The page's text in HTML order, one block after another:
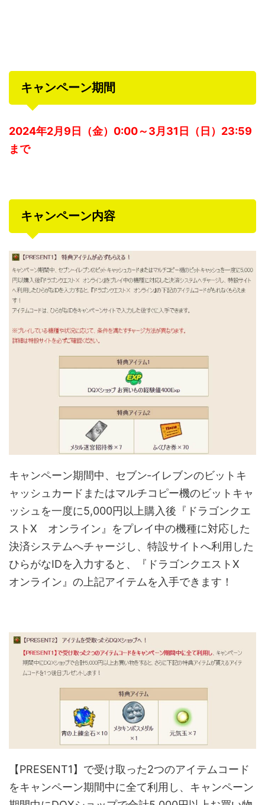
キャンペーン期間
2024年2月9日（金）0:00～3月31日（日）23:59
まで
キャンペーン内容
キャンペーン期間中、セブン‐イレブンのビットキ
ャッシュカードまたはマルチコピー機のビットキャ
ッシュを一度に5,000円以上購入後『ドラゴンクエ
ストX オンライン』をプレイ中の機種に対応した
決済システムへチャージし、特設サイトへ利用した
ひらがなIDを入力すると、『ドラゴンクエストX
オンライン』の上記アイテムを入手できます！
【PRESENT1】で受け取った2つのアイテムコード
をキャンペーン期間中に全て利用し、キャンペーン